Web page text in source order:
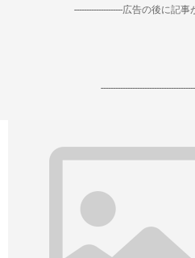
--------------------広告の後に記事